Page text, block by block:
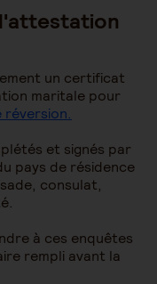
un certificat
maritale pour
réversion.
et signés par
pays de résidence
consulat,
à ces enquêtes
rempli avant la